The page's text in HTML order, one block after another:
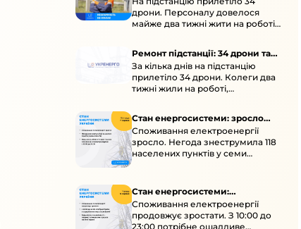
підстанції
дрони. Персоналу довелося
майже два тижні жити на роботі
Ремонт підстанції: 34 дрони та
окупація
За кілька днів на підстанцію
прилетіло 34 дрони. Колеги два
тижні жили на роботі,
Стан енергосистеми: зросло
споживання через негоду
Споживання електроенергії
зросло. Негода знеструмила 118
населених пунктів у семи
областях. Обмежте
електроприладами 10:00–23:00.
Стан енергосистеми:
споживання зростає
Споживання електроенергії
продовжує зростати. З 10:00 до
23:00 потрібне ощадливе